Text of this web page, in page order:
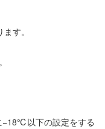
す。
以下の設定をする